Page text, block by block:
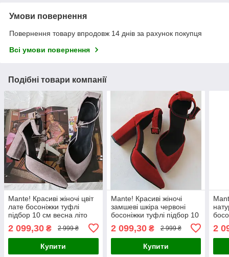
Умови повернення
Повернення товару впродовж 14 днів за рахунок покупця
Всі умови повернення
Подібні товари компанії
Mante! Красиві жіночі цвіт
лате босоніжки туфлі
підбор 10 см весна літо
2 099,30 ₴ 2 999 ₴
Купити
Mante! Красиві жіночі
замшеві шкіра червоні
босоніжки туфлі підбор 10
розм
2 099,30₴ 2 999 ₴
Купити
2